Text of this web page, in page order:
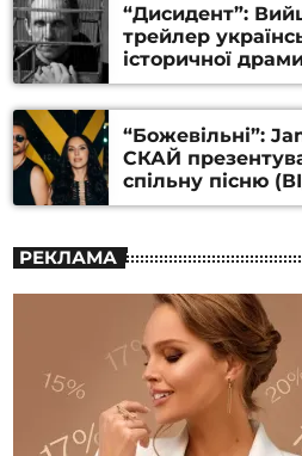
“Дисидент”:
трейлер
історичної
Станіслава
Андрія
“Божевільні”:
СКАЙ
спільну пісню
РЕКЛАМА